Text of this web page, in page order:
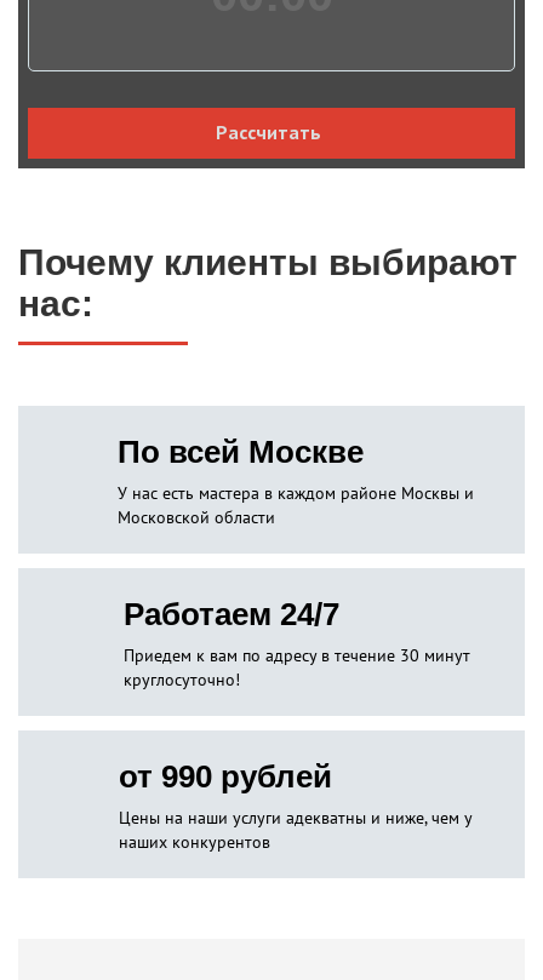
Рассчитать
Почему клиенты выбирают
нас:
По всей Москве
У нас есть мастера в каждом районе Москвы и
Московской области
Работаем 24/7
Приедем к вам по адресу в течение 30 минут
круглосуточно!
от 990 рублей
Цены на наши услуги адекватны и ниже, чем у
наших конкурентов